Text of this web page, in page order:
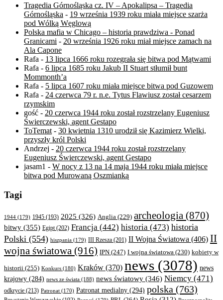
Tragedia Górnośląska cz. IV – Apokalipsa – Tragedia
Górnośląska - 19 września 1939 roku miała miejsce szarża
pod Wólką Węglową
Polska mafia w Chicago – historia prawdziwa - Ponad
Granicami - 20 września 1926 roku miał miejsce zamach na
Ala Capone
Rafa - 13 lipca 1666 roku rozegrała się bitwa pod Mątwami
Rafa - 6 lipca 1685 roku Jakub II Stuart stłumił bunt
Mommonth’a
Rafa - 5 lipca 1607 roku miała miejsce bitwa pod Guzowem
Rafa - 24 czerwca 79 r. n.e. Tytus Flawiusz został cesarzem
rzymskim
gość - 20 czerwca 1944 roku został rozstrzelany Eugeniusz
Świerczewski, agent Gestapo
ToTemat - 30 kwietnia 1310 urodził się Kazimierz Wielki,
przyszły król Polski
Andrzej - 20 czerwca 1944 roku został rozstrzelany
Eugeniusz Świerczewski, agent Gestapo
jasam1 - W nocy z 13 na 14 maja 1944 roku miała miejsce
bitwa pod Murowaną Oszmianką
Tagi
1944 (179) 1945 (193) 2025 (326) Anglia (229) archeologia (870)
bitwy (355) Egipt(202) Francja (442) historia (473) historia
Polski (554) hiszpania (179) III Rzesza (201) II Wojna Światowa (406) II
wojna światowa (916) IPN (247) I wojna światowa (230) kobiety w
historii (255) Konkurs (180) Kraków (370) news (3078) news
krajowy (284) news ze świata (188) news światowy (346) Niemcy (471)
odkrycie (213) Patronat (170) Patronat medialny (294) polska (763)